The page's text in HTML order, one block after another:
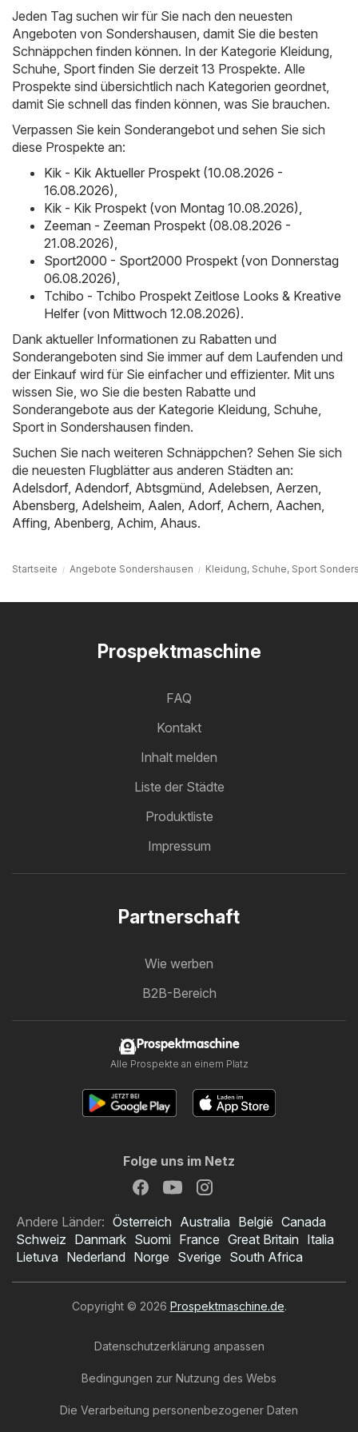
Jeden Tag suchen wir für Sie nach den neuesten
Angeboten von Sondershausen, damit Sie die besten
Schnäppchen finden können. In der Kategorie Kleidung,
Schuhe, Sport finden Sie derzeit 13 Prospekte. Alle
Prospekte sind übersichtlich nach Kategorien geordnet,
damit Sie schnell das finden können, was Sie brauchen.
Verpassen Sie kein Sonderangebot und sehen Sie sich
diese Prospekte an:
Kik - Kik Aktueller Prospekt (10.08.2026 -
16.08.2026),
Kik - Kik Prospekt (von Montag 10.08.2026),
Zeeman - Zeeman Prospekt (08.08.2026 -
21.08.2026),
Sport2000 - Sport2000 Prospekt (von Donnerstag
06.08.2026),
Tchibo - Tchibo Prospekt Zeitlose Looks & Kreative
Helfer (von Mittwoch 12.08.2026).
Dank aktueller Informationen zu Rabatten und
Sonderangeboten sind Sie immer auf dem Laufenden und
der Einkauf wird für Sie einfacher und effizienter. Mit uns
wissen Sie, wo Sie die besten Rabatte und
Sonderangebote aus der Kategorie Kleidung, Schuhe,
Sport in Sondershausen finden.
Suchen Sie nach weiteren Schnäppchen? Sehen Sie sich
die neuesten Flugblätter aus anderen Städten an:
Adelsdorf, Adendorf, Abtsgmünd, Adelebsen, Aerzen,
Abensberg, Adelsheim, Aalen, Adorf, Achern, Aachen,
Affing, Abenberg, Achim, Ahaus.
Startseite Angebote Sondershausen Kleidung, Schuhe, Sport
Prospektmaschine
FAQ
Kontakt
Inhalt melden
Liste der Städte
Produktliste
Impressum
Partnerschaft
Wie werben
B2B-Bereich
Prospektmaschine
Alle Prospekte an einem Platz
Folge uns im Netz
Andere Länder: Österreich Australia België Canada
Schweiz Danmark Suomi France Great Britain Italia
Lietuva Nederland Norge Sverige South Africa
Copyright © 2026 Prospektmaschine.de.
Datenschutzerklärung anpassen
Bedingungen zur Nutzung des Webs
Die Verarbeitung personenbezogener Daten